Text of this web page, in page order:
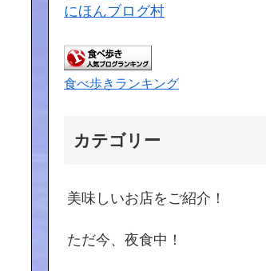
にほんブログ村
食べ歩きランキング
カテゴリー
美味しいお店をご紹介！
ただ今、夜食中！